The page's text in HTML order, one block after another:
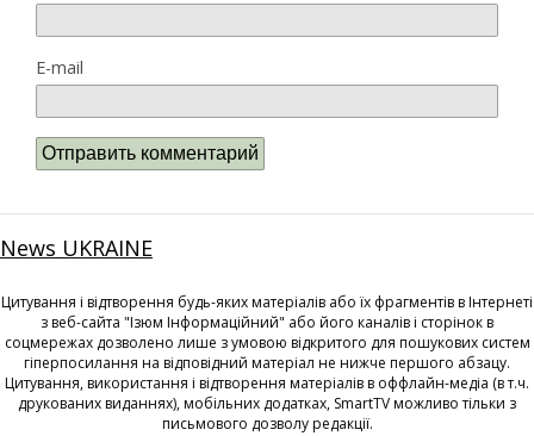
E-mail
News UKRAINE
Цитування і відтворення будь-яких матеріалів або їх фрагментів в Інтернеті
з веб-сайта "Ізюм Інформаційний" або його каналів і сторінок в
соцмережах дозволено лише з умовою відкритого для пошукових систем
гіперпосилання на відповідний матеріал не нижче першого абзацу.
Цитування, використання і відтворення матеріалів в оффлайн-медіа (в т.ч.
друкованих виданнях), мобільних додатках, SmartTV можливо тільки з
письмового дозволу редакції.